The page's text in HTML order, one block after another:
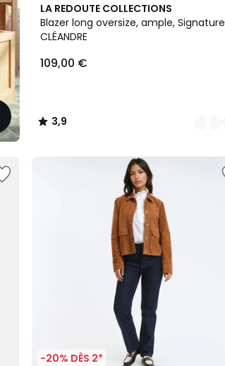
LA REDOUTE COLLECTIONS
Blazer long oversize, ample, Signature
CLÉANDRE
109,00 €
3,9
/ 5
2
Couleurs
3,9
/
-20% DÈS 2*